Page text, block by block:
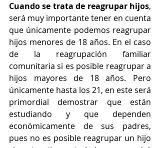
Cuando se trata de reagrupar hijos,
será muy importante tener en cuenta
que únicamente podemos reagrupar
hijos menores de 18 años. En el caso
de la reagrupación familiar
comunitaria si es posible reagrupar a
hijos mayores de 18 años. Pero
únicamente hasta los 21, en este será
primordial demostrar que están
estudiando y que dependen
económicamente de sus padres,
pues no es posible reagrupar un hijo